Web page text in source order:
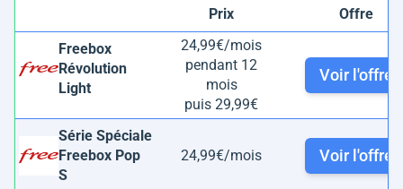
Prix Offre
Freebox
Révolution
Light
24,99€/mois
pendant 12
mois
puis 29,99€
Voir l'offre
Série Spéciale
Freebox Pop
S
24,99€/mois Voir l'offre